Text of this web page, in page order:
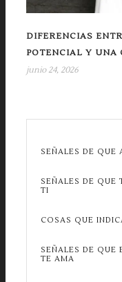
DIFERENCIAS
POTENCIAL Y UNA
junio 24, 2026
SEÑALES DE QUE
SEÑALES DE QUE
TI
COSAS QUE
SEÑALES DE QUE
TE AMA